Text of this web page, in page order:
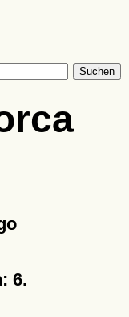
Suchen
6.